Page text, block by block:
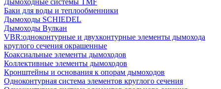
Дымоходные системы TMF
Баки для воды и теплообменники
Дымоходы SCHIEDEL
Дымоходы Вулкан
VBR:одноконтурные и двухконтурные элементы дымохода
круглого сечения окрашенные
Коаксиальные элементы дымоходов
Коллективные элементы дымоходов
Кронштейны и основания к опорам дымоходов
Одноконтурная система элементов круглого сечения